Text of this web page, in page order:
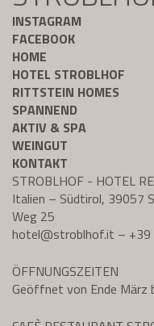
INSTAGRAM
FACEBOOK
HOME
HOTEL STROBLHOF
RITTSTEIN HOMES
SPANNEND
AKTIV & SPA
WEINGUT
KONTAKT
STROBLHOF - HOTEL
Italien – Südtirol, 39057
Weg 25
hotel@stroblhof.it –
ÖFFNUNGSZEITEN
Geöffnet von Ende März